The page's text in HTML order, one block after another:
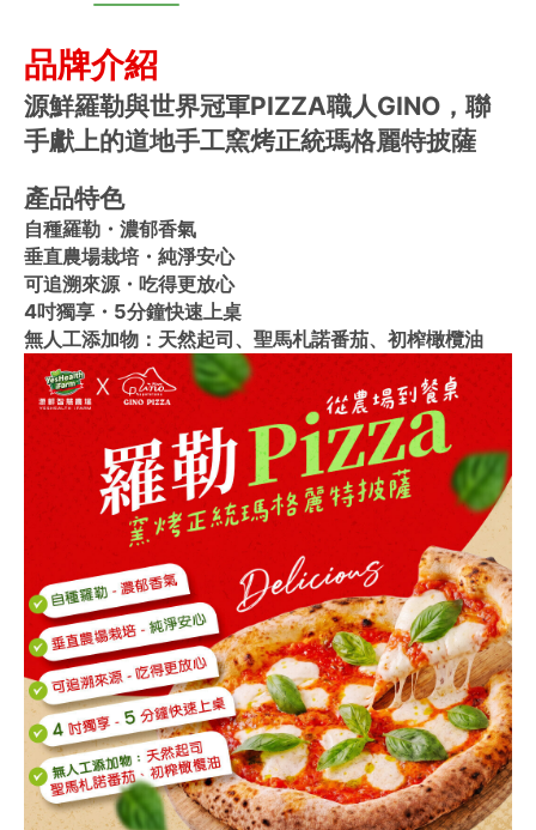
品牌介紹
源鮮羅勒與世界冠軍PIZZA職人GINO，聯
手獻上的道地手工窯烤正統瑪格麗特披薩
產品特色
自種羅勒・濃郁香氣
垂直農場栽培・純淨安心
可追溯來源・吃得更放心
4吋獨享・5分鐘快速上桌
無人工添加物：天然起司、聖馬札諾番茄、初榨橄欖油